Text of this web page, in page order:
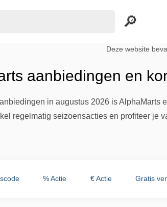
Deze website
aanbiedingen en
in augustus 2026 is
regelmatig seizoensacties en profiteer je
% Actie € Actie Gratis